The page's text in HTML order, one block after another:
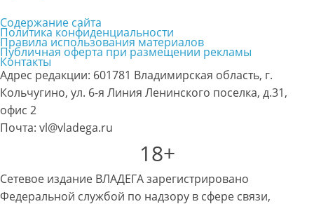
Содержание сайта
Политика конфиденциальности
Правила использования материалов
Публичная оферта при размещении рекламы
Контакты
Адрес редакции: 601781 Владимирская область, г.
Кольчугино, ул. 6-я Линия Ленинского поселка, д.31,
офис 2
Почта: vl@vladega.ru
18+
Сетевое издание ВЛАДЕГА зарегистрировано
Федеральной службой по надзору в сфере связи,